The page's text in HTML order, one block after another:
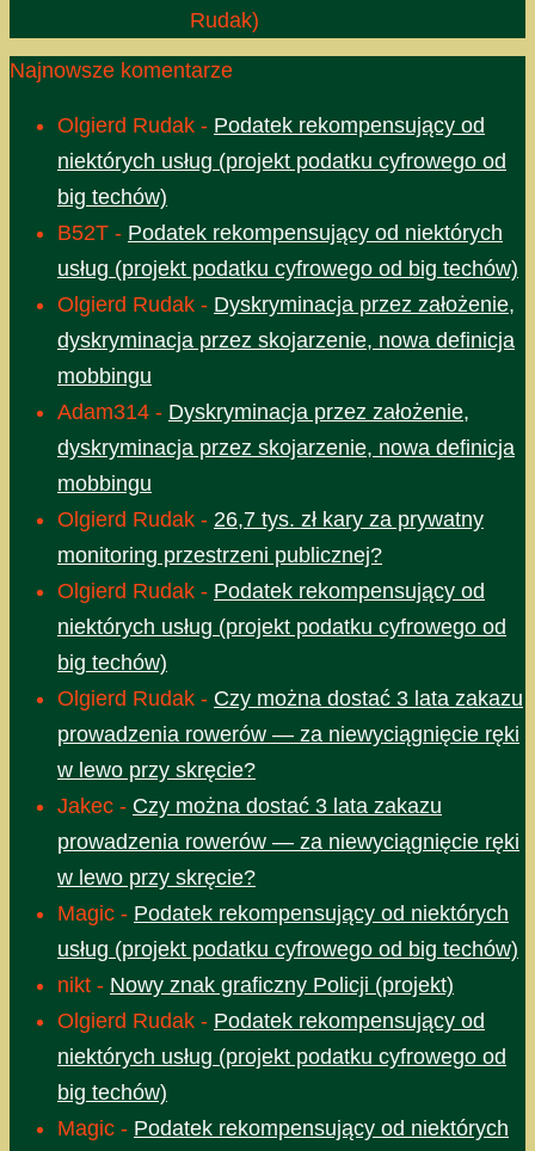
Rudak)
Najnowsze komentarze
Olgierd Rudak - Podatek rekompensujący od
niektórych usług (projekt podatku cyfrowego od
big techów)
B52T - Podatek rekompensujący od niektórych
usług (projekt podatku cyfrowego od big techów)
Olgierd Rudak - Dyskryminacja przez założenie,
dyskryminacja przez skojarzenie, nowa definicja
mobbingu
Adam314 - Dyskryminacja przez założenie,
dyskryminacja przez skojarzenie, nowa definicja
mobbingu
Olgierd Rudak - 26,7 tys. zł kary za prywatny
monitoring przestrzeni publicznej?
Olgierd Rudak - Podatek rekompensujący od
niektórych usług (projekt podatku cyfrowego od
big techów)
Olgierd Rudak - Czy można dostać 3 lata zakazu
prowadzenia rowerów — za niewyciągnięcie ręki
w lewo przy skręcie?
Jakec - Czy można dostać 3 lata zakazu
prowadzenia rowerów — za niewyciągnięcie ręki
w lewo przy skręcie?
Magic - Podatek rekompensujący od niektórych
usług (projekt podatku cyfrowego od big techów)
nikt - Nowy znak graficzny Policji (projekt)
Olgierd Rudak - Podatek rekompensujący od
niektórych usług (projekt podatku cyfrowego od
big techów)
Magic - Podatek rekompensujący od niektórych